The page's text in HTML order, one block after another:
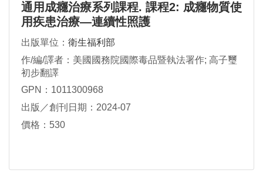
通用成癮治療系列課程. 課程2: 成癮物質使
用疾患治療—連續性照護
出版單位： 衛生福利部
作/編/譯者：美國國務院國際毒品暨執法署作; 高子璽
初步翻譯
GPN：1011300968
出版／創刊日期：2024-07
價格：530